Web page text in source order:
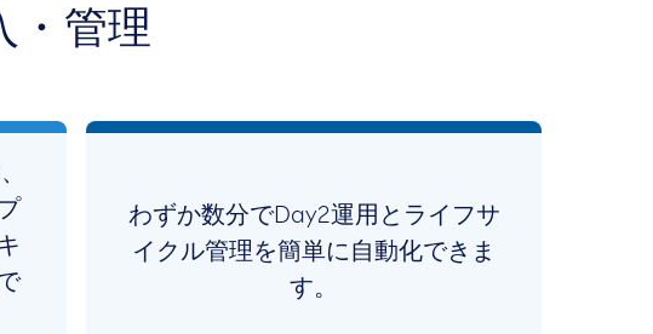
・管理
わずか数分でDay2運用とライフサ
イクル管理を簡単に自動化できま
す。